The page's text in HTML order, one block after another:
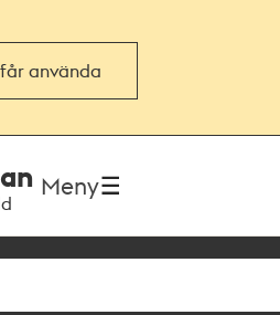
använda
Meny